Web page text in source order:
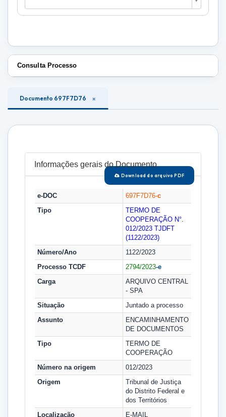
Sessões
Plenárias
Consulta Processo
Documento 697F7D76
Informações gerais do Documento
Download do arquivo PDF
e-DOC 697F7D76-c
Tipo
TERMO DE
COOPERAÇÃO N°.
012/2023 TJDFT
(1122/2023)
Número/Ano
1122/2023
Processo TCDF
2794/2023-e
Carga
ARQUIVO CENTRAL
- SPA
Situação
Juntado a processo
Assunto
ENCAMINHAMENTO
DE DOCUMENTOS
Tipo
TERMO DE
COOPERAÇÃO
Número na origem
012/2023
Origem
Tribunal de Justiça
do Distrito Federal e
dos Territórios
Localização
E-MAIL